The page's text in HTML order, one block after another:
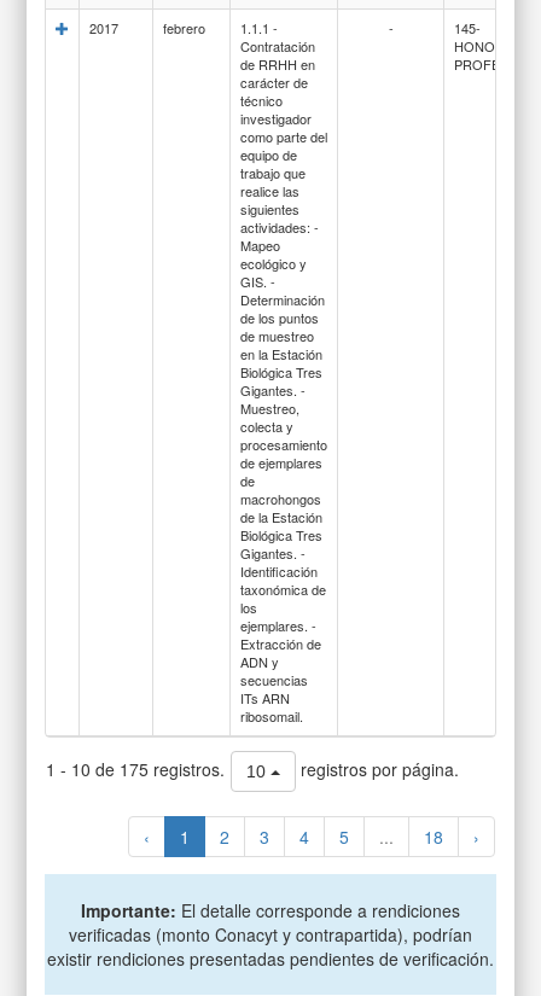
2017 febrero
1.1.1 -
Contratación
de RRHH en
carácter de
técnico
investigador
como parte del
equipo de
trabajo que
realice las
siguientes
actividades: -
Mapeo
ecológico y
GIS. -
Determinación
de los puntos
de muestreo
en la Estación
Biológica Tres
Gigantes. -
Muestreo,
colecta y
procesamiento
de ejemplares
de
macrohongos
de la Estación
Biológica Tres
Gigantes. -
Identificación
taxonómica de
los
ejemplares. -
Extracción de
ADN y
secuencias
ITs ARN
ribosomail.
-
145-
1 - 10 de 175 registros. 10 registros por página.
‹ 1 2 3 4 5 ... 18 ›
Importante: El detalle corresponde a rendiciones
verificadas (monto Conacyt y contrapartida), podrían
existir rendiciones presentadas pendientes de verificación.